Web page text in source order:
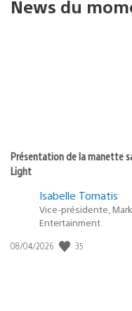
News du
Présentation de la manette
Light
Isabelle Tomatis
Vice-présidente,
Entertainment
Date
08/04/2026 35